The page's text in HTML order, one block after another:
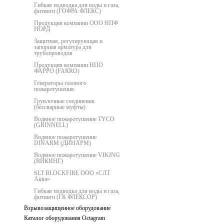
Гибкая подводка для воды и газа,
фитинги (ГОФРА ФЛЕКС)
Продукция компании ООО НПФ
НОРД
Защитная, регулирующая и
запорная арматура для
трубопроводов
Продукция компании НПО
ФАРРО (FARRO)
Генераторы газового
пожаротушения
Грувлочные соединения
(бессварные муфты)
Водяное пожаротушение TYCO
(GRINNELL)
Водяное пожаротушение
DINARM (ДИНАРМ)
Водяное пожаротушение VIKING
(ВИКИНГ)
SLT BLOCKFIRE ООО «СЛТ
Аква»
Гибкая подводка для воды и газа,
фитинги (ГК ФЛЕКСОР)
Взрывозащищенное оборудование
Каталог оборудования Octagram